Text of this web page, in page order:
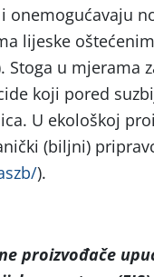
onemogućavaju
lijeske
Stoga u mjerama
koji pored
U ekološkoj
(biljni)
).
proizvođače